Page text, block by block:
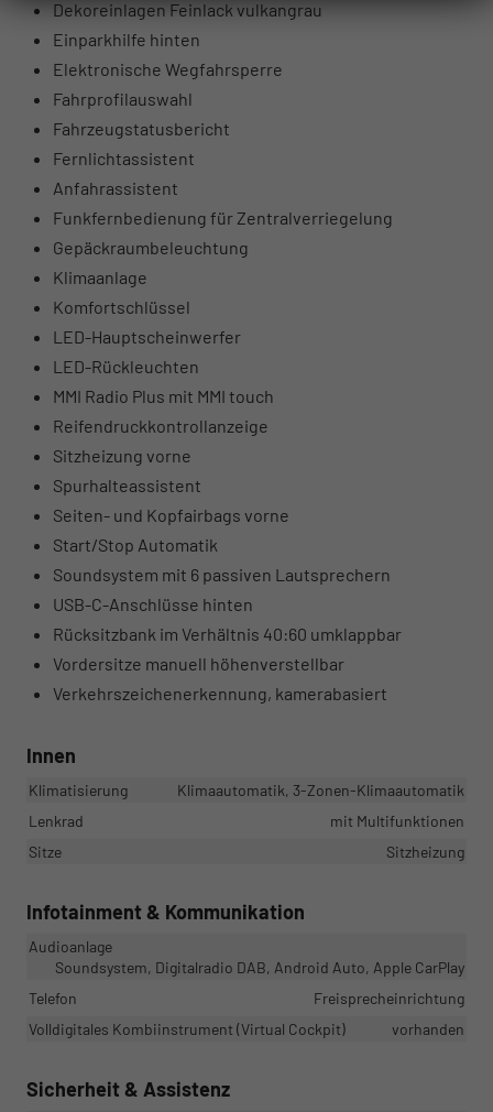
Dekoreinlagen Feinlack vulkangrau
Einparkhilfe hinten
Elektronische Wegfahrsperre
Fahrprofilauswahl
Fahrzeugstatusbericht
Fernlichtassistent
Anfahrassistent
Funkfernbedienung für Zentralverriegelung
Gepäckraumbeleuchtung
Klimaanlage
Komfortschlüssel
LED-Hauptscheinwerfer
LED-Rückleuchten
MMI Radio Plus mit MMI touch
Reifendruckkontrollanzeige
Sitzheizung vorne
Spurhalteassistent
Seiten- und Kopfairbags vorne
Start/Stop Automatik
Soundsystem mit 6 passiven Lautsprechern
USB-C-Anschlüsse hinten
Rücksitzbank im Verhältnis 40:60 umklappbar
Vordersitze manuell höhenverstellbar
Verkehrszeichenerkennung, kamerabasiert
Innen
Klimatisierung
Klimaautomatik, 3-Zonen-Klimaautomatik
Lenkrad
mit Multifunktionen
Sitze
Sitzheizung
Infotainment & Kommunikation
Audioanlage
Soundsystem, Digitalradio DAB, Android Auto, Apple CarPlay
Telefon
Freisprecheinrichtung
Volldigitales Kombiinstrument (Virtual Cockpit)
vorhanden
Sicherheit & Assistenz